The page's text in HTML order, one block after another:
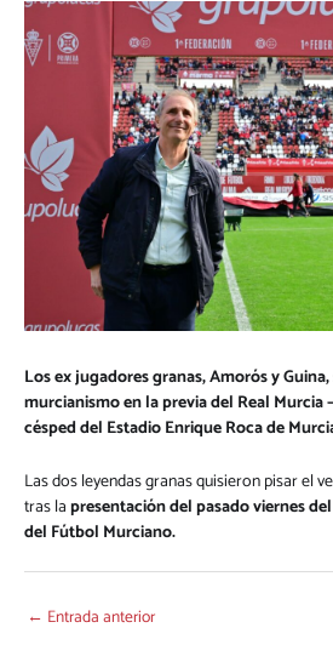
Los ex jugadores granas, Amorós y
murcianismo en la previa del Real Murcia
césped del Estadio Enrique Roca de
Las dos leyendas granas quisieron pisar el
tras lapresentación del pasado viernes
del Fútbol Murciano.
← Entrada anterior